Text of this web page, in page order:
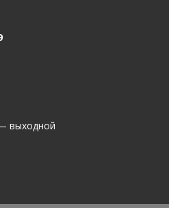
выходной